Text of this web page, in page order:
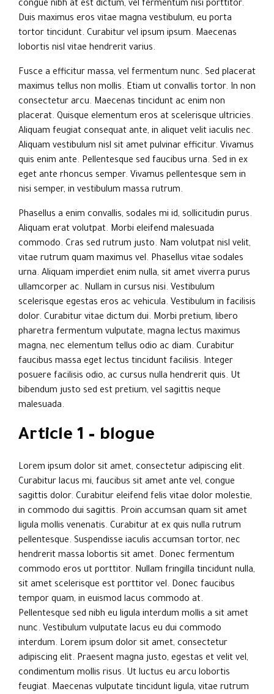
congue nibh at est dictum, vel fermentum nisi porttitor.
Duis maximus eros vitae magna vestibulum, eu porta
tortor tincidunt. Curabitur vel ipsum ipsum. Maecenas
lobortis nisl vitae hendrerit varius.
Fusce a efficitur massa, vel fermentum nunc. Sed placerat
maximus tellus non mollis. Etiam ut convallis tortor. In non
consectetur arcu. Maecenas tincidunt ac enim non
placerat. Quisque elementum eros at scelerisque ultricies.
Aliquam feugiat consequat ante, in aliquet velit iaculis nec.
Aliquam vestibulum nisl sit amet pulvinar efficitur. Vivamus
quis enim ante. Pellentesque sed faucibus urna. Sed in ex
eget ante rhoncus semper. Vivamus pellentesque sem in
nisi semper, in vestibulum massa rutrum.
Phasellus a enim convallis, sodales mi id, sollicitudin purus.
Aliquam erat volutpat. Morbi eleifend malesuada
commodo. Cras sed rutrum justo. Nam volutpat nisl velit,
vitae rutrum quam maximus vel. Phasellus vitae sodales
urna. Aliquam imperdiet enim nulla, sit amet viverra purus
ullamcorper ac. Nullam in cursus nisi. Vestibulum
scelerisque egestas eros ac vehicula. Vestibulum in facilisis
dolor. Curabitur vitae dictum dui. Morbi pretium, libero
pharetra fermentum vulputate, magna lectus maximus
magna, nec elementum tellus odio ac diam. Curabitur
faucibus massa eget lectus tincidunt facilisis. Integer
posuere facilisis odio, ac cursus nulla hendrerit quis. Ut
bibendum justo sed est pretium, vel sagittis neque
malesuada.
Article 1 – blogue
Lorem ipsum dolor sit amet, consectetur adipiscing elit.
Curabitur lacus mi, faucibus sit amet ante vel, congue
sagittis dolor. Curabitur eleifend felis vitae dolor molestie,
in commodo dui sagittis. Proin accumsan quam sit amet
ligula mollis venenatis. Curabitur at ex quis nulla rutrum
pellentesque. Suspendisse iaculis accumsan tortor, nec
hendrerit massa lobortis sit amet. Donec fermentum
commodo eros ut porttitor. Nullam fringilla tincidunt nulla,
sit amet scelerisque est porttitor vel. Donec faucibus
tempor quam, in euismod lacus commodo at.
Pellentesque sed nibh eu ligula interdum mollis a sit amet
nunc. Vestibulum vulputate lacus eu dui commodo
interdum. Lorem ipsum dolor sit amet, consectetur
adipiscing elit. Praesent magna justo, egestas et velit vel,
condimentum mollis risus. Ut luctus eu arcu lobortis
feugiat. Maecenas vulputate tincidunt ligula, vitae rutrum